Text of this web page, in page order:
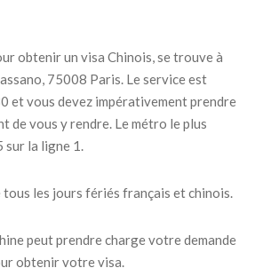
obtenir un visa Chinois, se trouve à
75008 Paris. Le service est
et vous devez impérativement prendre
de vous y rendre. Le métro le plus
sur la ligne 1.
tous les jours fériés français et chinois.
peut prendre charge votre demande
obtenir votre visa.